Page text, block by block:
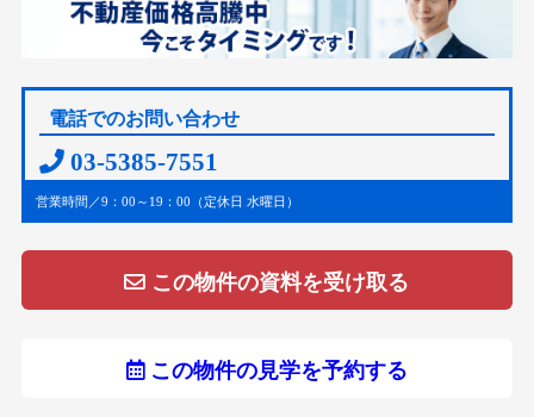
電話でのお問い合わせ
03-5385-7551
営業時間／9：00～19：00（定休日 水曜日）
この物件の資料を受け取る
この物件の見学を予約する